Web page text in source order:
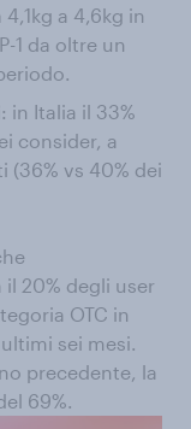
a 4,6kg in
1 da oltre un
: in Italia il 33%
consider, a
vs 40% dei
20% degli user
OTC in
sei mesi.
precedente, la
69%.